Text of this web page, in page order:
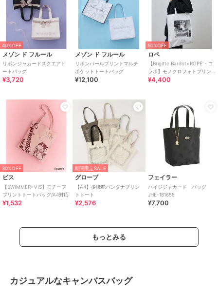
40%OFF
メゾン ド フルール
リボンジャカードスクエアト
ートバッグ
¥3,720
メゾン ド フルール
リボンパールプリントマルチ
ポケットトートバッグ
¥12,100
50%OFF
ロペ
【Brigitte Bardot×ROPE'・コ
ラボ】モノクロフォトプリン
トキャンバストートバッグ【
¥4,400
30%OFF
ビス
【SWIMMER×VIS】モチーフ
プリントトートバッグ/A4対応
¥1,532
期間限定SALE
グローブ
【A4】多機能バンダナプリン
トトート
¥2,576
フェイラー
ハイジジャカード バッグ
JHE-181655
¥7,700
もっとみる
カジュアルなキャンバスバッグ